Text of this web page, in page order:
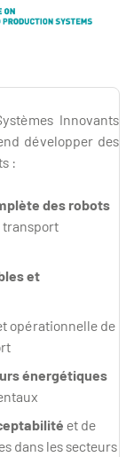
Innovants
développer des
:
des robots
transport
et
opérationnelle de
énergétiques
et de
dans les secteurs